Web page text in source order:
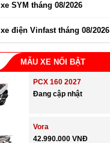
SYM tháng 08/2026
điện Vinfast tháng 08/2026
MẪU XE NỔI BẬT
PCX 160 2027
Đang cập nhật
Vora
42.990.000 VNĐ